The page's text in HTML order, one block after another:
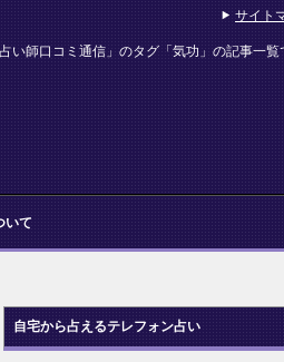
い師口コミ通信」のタグ「気功」の記事一覧
いて
自宅から占えるテレフォン占い
サイト